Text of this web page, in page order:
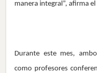
manera integral”, afirma
Durante este mes,
como profesores